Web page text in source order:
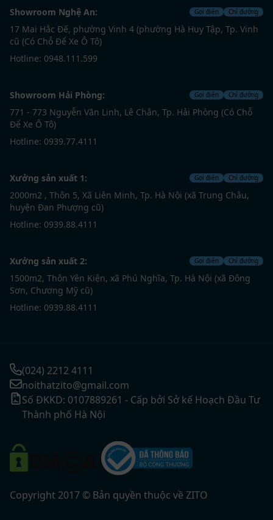
Showroom Nghệ An: Gọi điện Chỉ đường
17 Mai Hắc Đế, phường Vinh 4 (phường Hà Huy Tập, Tp. Vinh
cũ (Có Chỗ Để Xe Ô Tô)
Hotline: 0948.111.599
Showroom Hải Phòng: Gọi điện Chỉ đường
771 - 773 Nguyễn Văn Linh, Lê Chân, Tp. Hải Phòng (Có Chỗ
Để Xe Ô Tô)
Hotline: 0939.77.4111
Xưởng sản xuất 1: Gọi điện Chỉ đường
2000m2 , Thôn 5, Xã Liên Minh, Tp. Hà Nội (xã Trung Châu,
huyện Đan Phượng cũ)
Hotline: 0939.88.4111
Xưởng sản xuất 2: Gọi điện Chỉ đường
1500m2, Thôn Yên Kiện, xã Phú Nghĩa, Tp. Hà Nội (xã Đông
Sơn, Chương Mỹ cũ)
Hotline: 0939.88.4111
(024) 2212 4111
noithatzito@gmail.com
Số ĐKKD: 0107889261 - Cấp bởi Sở kế Hoạch Đầu Tư
Thành phố Hà Nội
Copyright 2017 © Bản quyền thuộc về ZITO